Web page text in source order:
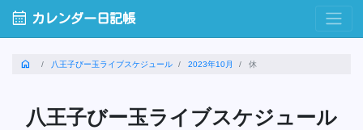
calendar_month カレンダー日記帳
home 八王子びー玉ライブスケジュール 2023年10月 休
八王子びー玉ライブスケジュール